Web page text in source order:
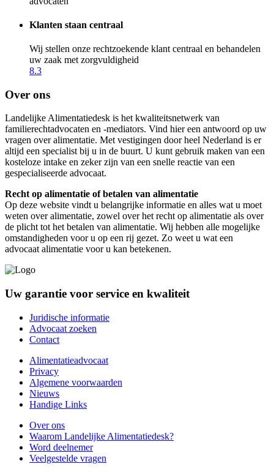
Klanten staan centraal
Wij stellen onze rechtzoekende klant centraal en behandelen
uw zaak met zorgvuldigheid
8.3
Over ons
Landelijke Alimentatiedesk is het kwaliteitsnetwerk van
familierechtadvocaten en -mediators. Vind hier een antwoord op uw
vragen over alimentatie. Met vestigingen door heel Nederland is er
altijd een specialist bij u in de buurt. U kunt gebruik maken van een
kosteloze intake en zeker zijn van een snelle reactie van een
gespecialiseerde advocaat.
Recht op alimentatie of betalen van alimentatie
Op deze website vindt u belangrijke informatie en alles wat u moet
weten over alimentatie, zowel over het recht op alimentatie als over
de plicht tot het betalen van alimentatie. Wij hebben alle mogelijke
omstandigheden voor u op een rij gezet. Zo weet u wat een
advocaat alimentatie voor u kan betekenen.
Uw garantie voor service en kwaliteit
Juridische informatie
Advocaat zoeken
Contact
Alimentatieadvocaat
Privacy
Algemene voorwaarden
Nieuws
Handige Links
Over ons
Waarom Landelijke Alimentatiedesk?
Word deelnemer
Veelgestelde vragen